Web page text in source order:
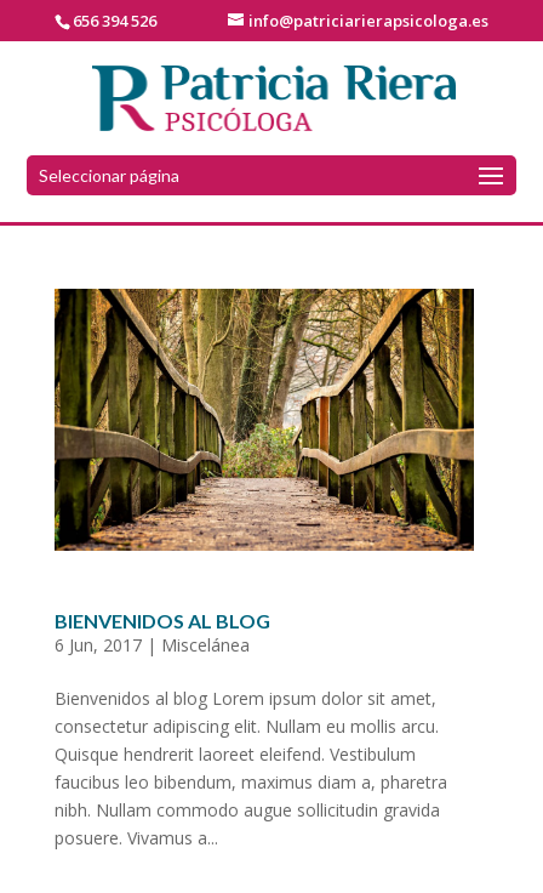
656 394 526 info@patriciarierapsicologa.es
Seleccionar página
BIENVENIDOS AL BLOG
6 Jun, 2017| Miscelánea
Bienvenidos al blog Lorem ipsum dolor sit amet,
consectetur adipiscing elit. Nullam eu mollis arcu.
Quisque hendrerit laoreet eleifend. Vestibulum
faucibus leo bibendum, maximus diam a, pharetra
nibh. Nullam commodo augue sollicitudin gravida
posuere. Vivamus a...